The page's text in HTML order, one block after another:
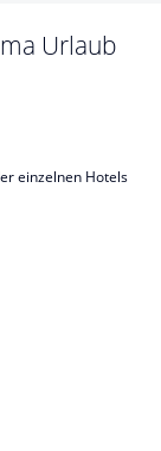
Urlaub
einzelnen Hotels